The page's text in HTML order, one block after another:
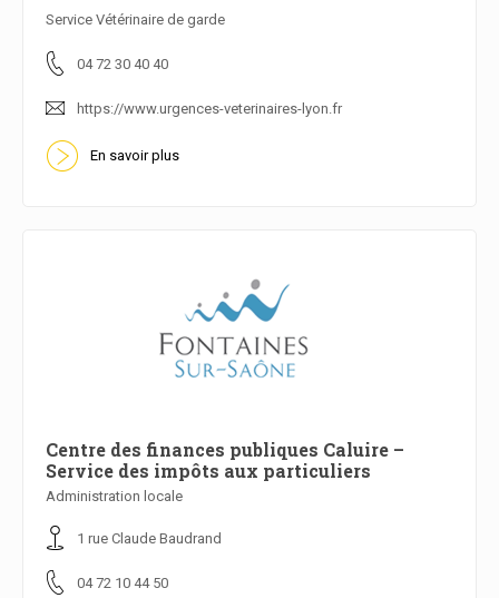
En savoir plus
Service Vétérinaire de garde
04 72 30 40 40
https://www.urgences-veterinaires-lyon.fr
En savoir plus
Centre des finances publiques Caluire –
Service des impôts aux particuliers
Administration locale
1 rue Claude Baudrand
04 72 10 44 50